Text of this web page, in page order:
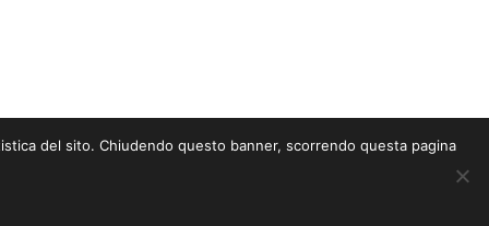
del sito. Chiudendo questo banner, scorrendo questa pagina